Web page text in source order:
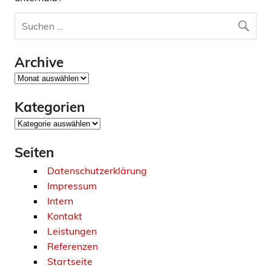
Archive
Archive
Kategorien
Kategorien
Seiten
Datenschutzerklärung
Impressum
Intern
Kontakt
Leistungen
Referenzen
Startseite